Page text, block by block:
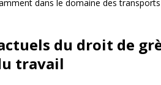
dans le domaine des
du droit de
travail